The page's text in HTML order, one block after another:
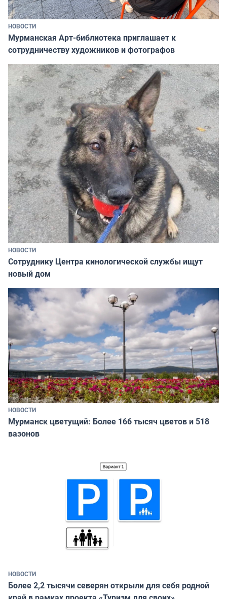
НОВОСТИ
Мурманская Арт-библиотека приглашает к
сотрудничеству художников и фотографов
НОВОСТИ
Сотруднику Центра кинологической службы ищут
новый дом
НОВОСТИ
Мурманск цветущий: Более 166 тысяч цветов и 518
вазонов
НОВОСТИ
Более 2,2 тысячи северян открыли для себя родной